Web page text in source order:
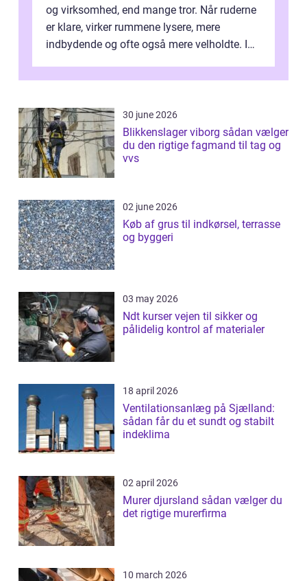
og virksomhed, end mange tror. Når ruderne
er klare, virker rummene lysere, mere
indbydende og ofte også mere velholdte. I
30 june 2026
Blikkenslager viborg sådan vælger
du den rigtige fagmand til tag og
vvs
02 june 2026
Køb af grus til indkørsel, terrasse
og byggeri
03 may 2026
Ndt kurser vejen til sikker og
pålidelig kontrol af materialer
18 april 2026
Ventilationsanlæg på Sjælland:
sådan får du et sundt og stabilt
indeklima
02 april 2026
Murer djursland sådan vælger du
det rigtige murerfirma
10 march 2026